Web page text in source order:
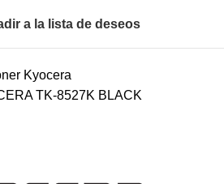
a la lista de deseos
Kyocera
TK-8527K BLACK